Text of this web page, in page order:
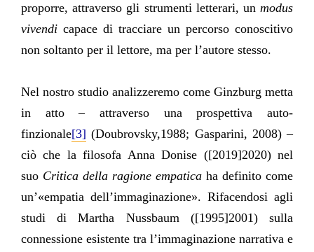
proporre, attraverso gli strumenti letterari, un modus
vivendi capace di tracciare un percorso conoscitivo
non soltanto per il lettore, ma per l’autore stesso.
Nel nostro studio analizzeremo come Ginzburg metta
in atto – attraverso una prospettiva auto-
finzionale[3] (Doubrovsky,1988; Gasparini, 2008) –
ciò che la filosofa Anna Donise ([2019]2020) nel
suo Critica della ragione empatica ha definito come
un’«empatia dell’immaginazione». Rifacendosi agli
studi di Martha Nussbaum ([1995]2001) sulla
connessione esistente tra l’immaginazione narrativa e